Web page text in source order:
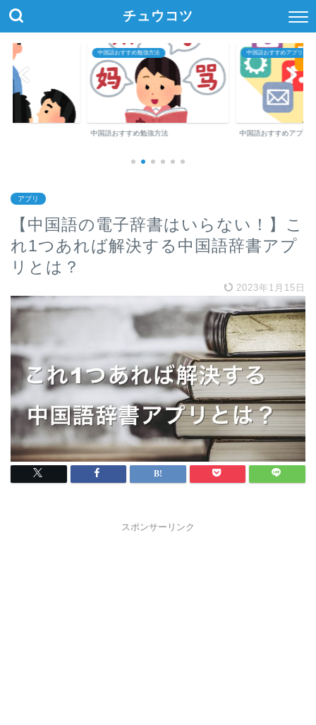
チュウコツ
中国語おすすめ勉強方法
中国語おすすめ勉強方法
中国語おすすめアプリ・参
中国語おすすめアプリ
アプリ
【中国語の電子辞書はいらない！】こ
れ1つあれば解決する中国語辞書アプ
リとは？
2023年1月15日
スポンサーリンク